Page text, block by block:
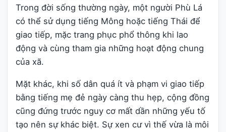
Trong đời sống thường ngày, một người Phù Lá
có thể sử dụng tiếng Mông hoặc tiếng Thái để
giao tiếp, mặc trang phục phổ thông khi lao
động và cùng tham gia những hoạt động chung
của xã.
Mặt khác, khi số dân quá ít và phạm vi giao tiếp
bằng tiếng mẹ đẻ ngày càng thu hẹp, cộng đồng
cũng đứng trước nguy cơ mất dần những yếu tố
tạo nên sự khác biệt. Sự xen cư vì thế vừa là môi